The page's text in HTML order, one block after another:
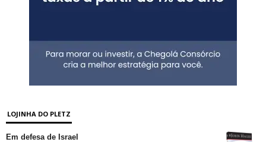
LOJINHA DO PLETZ
Em defesa de Israel